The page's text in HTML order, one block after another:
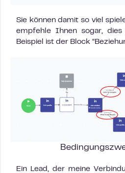
Sie können damit so viel
empfehle Ihnen sogar,
Beispiel ist der Block
Ein Lead, der meine